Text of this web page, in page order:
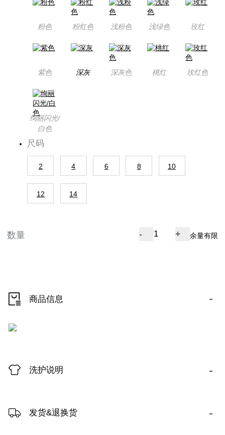
粉色 粉红色 浅粉色 浅绿色 玫红
紫色 深灰 深灰色 桃红 玫红色
绚丽闪光/
白色
尺码
2 4 6 8 10
12 14
数量 - + 余量有限
商品信息 -
洗护说明 -
发货&退换货 -